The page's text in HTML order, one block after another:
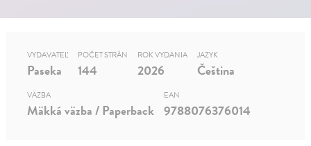
VYDAVATEĽ
Paseka
POČET STRÁN
144
ROK VYDANIA
2026
JAZYK
Čeština
VÄZBA
Mäkká väzba / Paperback
EAN
9788076376014